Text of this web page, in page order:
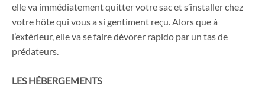
elle va immédiatement quitter votre sac et s’installer chez
votre hôte qui vous a si gentiment reçu. Alors que à
l’extérieur, elle va se faire dévorer rapido par un tas de
prédateurs.
LES HÉBERGEMENTS